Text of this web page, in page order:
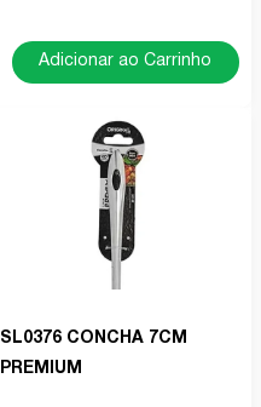
Adicionar ao Carrinho
SL0376 CONCHA 7CM
PREMIUM